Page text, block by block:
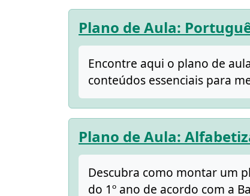
Plano de Aula:
Encontre aqui o plano de
conteúdos essenciais para
Plano de Aula:
Descubra como montar um
do 1º ano de acordo com a